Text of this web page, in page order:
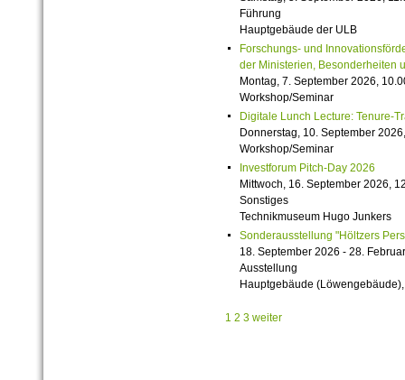
Führung
Hauptgebäude der ULB
Forschungs- und
der Ministerien, Besonderheiten
Montag, 7. September 2026,
Workshop/Seminar
Digitale Lunch Lecture: Tenure-
Donnerstag, 10. September
Workshop/Seminar
Investforum Pitch-Day 2026
Mittwoch, 16. September 2026,
Sonstiges
Technikmuseum Hugo Junkers
Sonderausstellung "Höltzers
18. September 2026 - 28.
Ausstellung
Hauptgebäude
1 2 3 weiter